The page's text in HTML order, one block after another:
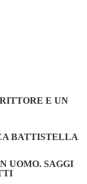
E UN
BATTISTELLA
UOMO. SAGGI